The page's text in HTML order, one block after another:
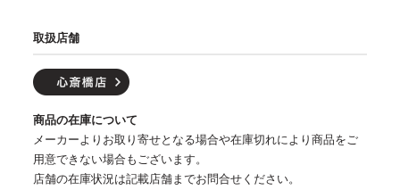
取扱店舗
商品の在庫について
メーカーよりお取り寄せとなる場合や在庫切れにより商品をご
用意できない場合もございます。
店舗の在庫状況は記載店舗までお問合せください。